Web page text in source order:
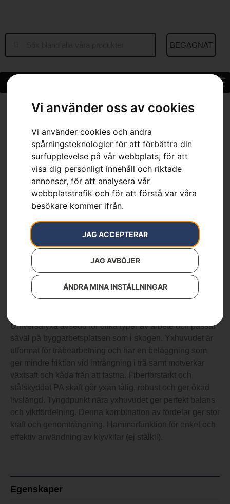
Vi använder oss av cookies
Vi använder cookies och andra
spårningsteknologier för att förbättra din
surfupplevelse på vår webbplats, för att
visa dig personligt innehåll och riktade
annonser, för att analysera vår
webbplatstrafik och för att förstå var våra
besökare kommer ifrån.
JAG ACCEPTERAR
JAG AVBÖJER
ÄNDRA MINA INSTÄLLNINGAR
BEGAGNAT
» Sortiment»Allroundyxa A1400
Allroundyxa A1400
Artikelnummer:
Kategorier:
,Skogsverktyg,Yxor
Varumärken:Husqvarna
979kr
Kompositskaft 1400g
Universalyxa avsedd för olika typer av arbete och passar
såväl på byggarbetsplatsen som i skogen. Yxhuvudet är
utformat för träbearbetning och har en beläggning som
ger mindre friktion vid inträngning i trä samt motverkar
växtsaft och kåda från att fastna. Fiberförstärkt och
stålskyddat PA skaft gör yxan tålig, robust och ger ökad
livslängd. Tyngdpunkt nära yxhuvudet ger perfekt balans
och viktfördelning. Denna kombination av fördelar ger stor
kraft och genomträngning. Hammarfunktion för enkel och
effektiv användning av klyvkilar (ej stålkil).
Egenskaper